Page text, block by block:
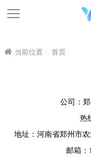
当前位置 : 首页
公司：
热
地址：河南省郑州市
邮箱：